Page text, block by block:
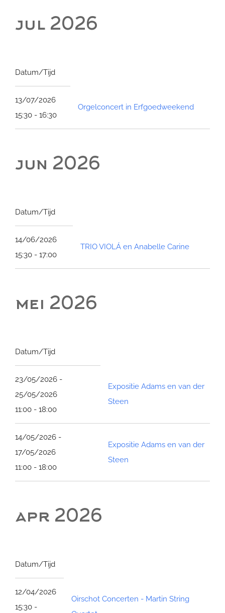
jul 2026
Datum/Tijd
13/07/2026
15:30 - 16:30
Orgelconcert in Erfgoedweekend
jun 2026
Datum/Tijd
14/06/2026
15:30 - 17:00
TRIO VIOLÁ en Anabelle Carine
mei 2026
Datum/Tijd
23/05/2026 -
25/05/2026
11:00 - 18:00
Expositie Adams en van der
Steen
14/05/2026 -
17/05/2026
11:00 - 18:00
Expositie Adams en van der
Steen
apr 2026
Datum/Tijd
12/04/2026
15:30 -
Oirschot Concerten - Martin String